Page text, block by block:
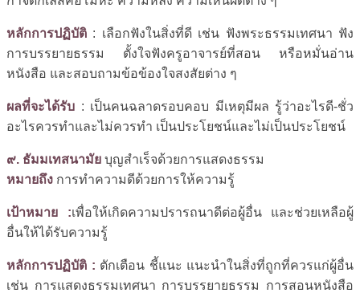
หลักการปฏิบัติ : เลือกฟังในสิ่งที่ดี เช่น ฟังพระธรรมเทศนา ฟัง
การบรรยายธรรม ตั้งใจฟังครูอาจารย์ที่สอน หรือหมั่นอ่าน
หนังสือ และสอบถามข้อข้องใจสงสัยต่าง ๆ
ผลที่จะได้รับ : เป็นคนฉลาดรอบคอบ มีเหตุมีผล รู้ว่าอะไรดี-ชั่ว
อะไรควรทำและไม่ควรทำ เป็นประโยชน์และไม่เป็นประโยชน์
๙. ธัมมเทสนามัย บุญสำเร็จด้วยการแสดงธรรม
หมายถึง การทำความดีด้วยการให้ความรู้
เป้าหมาย :เพื่อให้เกิดความปรารถนาดีต่อผู้อื่น และช่วยเหลือผู้
อื่นให้ได้รับความรู้
หลักการปฏิบัติ : ตักเตือน ชี้แนะ แนะนำในสิ่งที่ถูกที่ควรแก่ผู้อื่น
เช่น การแสดงธรรมเทศนา การบรรยายธรรม การสอนหนังสือ